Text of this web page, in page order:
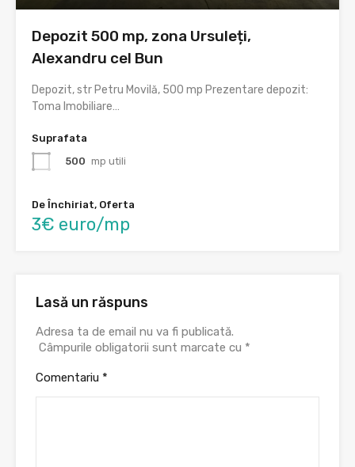
Depozit 500 mp, zona Ursuleți,
Alexandru cel Bun
Depozit, str Petru Movilă, 500 mp Prezentare depozit:
Toma Imobiliare…
Suprafata
500 mp utili
De Închiriat, Oferta
3€ euro/mp
Lasă un răspuns
Adresa ta de email nu va fi publicată.
Câmpurile obligatorii sunt marcate cu *
Comentariu *